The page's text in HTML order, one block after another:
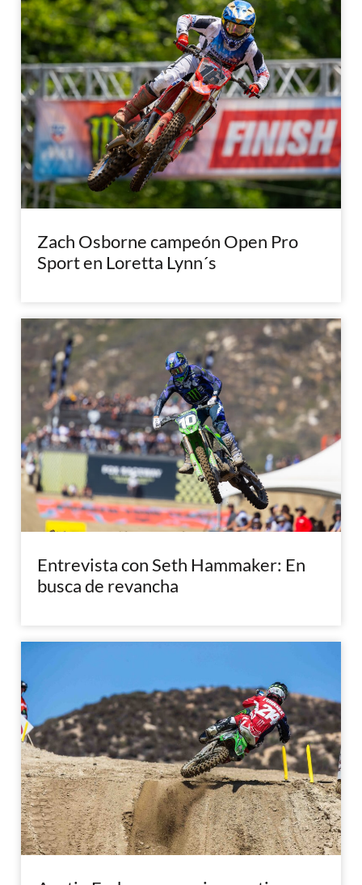
Zach Osborne campeón Open Pro
Sport en Loretta Lynn´s
Entrevista con Seth Hammaker: En
busca de revancha